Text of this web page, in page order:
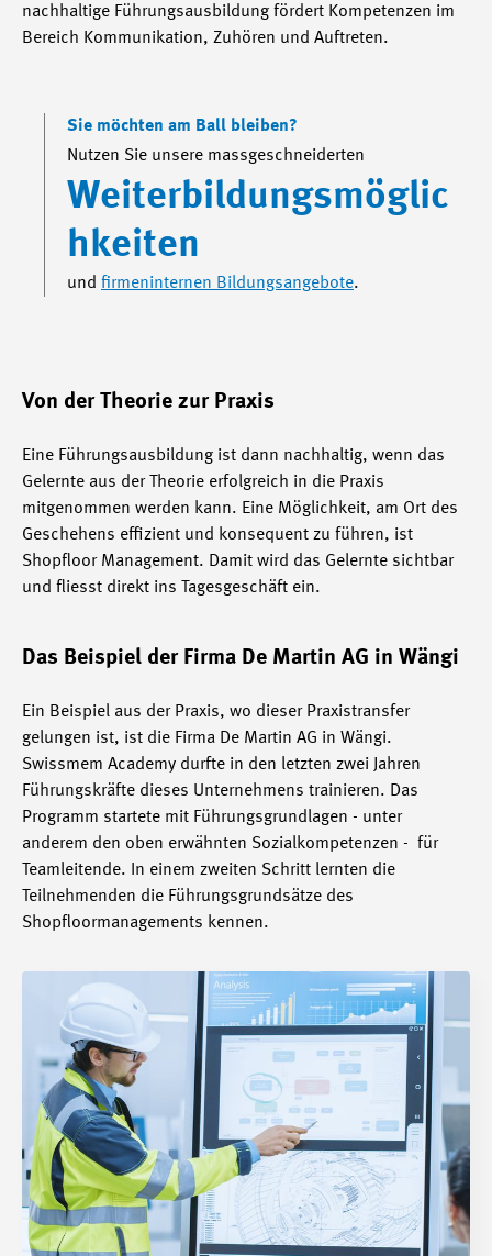
nachhaltige Führungsausbildung fördert Kompetenzen im
Bereich Kommunikation, Zuhören und Auftreten.
Sie möchten am Ball bleiben?
Nutzen Sie unsere massgeschneiderten
Weiterbildungsmöglic
hkeiten
und firmeninternen Bildungsangebote.
Von der Theorie zur Praxis
Eine Führungsausbildung ist dann nachhaltig, wenn das
Gelernte aus der Theorie erfolgreich in die Praxis
mitgenommen werden kann. Eine Möglichkeit, am Ort des
Geschehens effizient und konsequent zu führen, ist
Shopfloor Management. Damit wird das Gelernte sichtbar
und fliesst direkt ins Tagesgeschäft ein.
Das Beispiel der Firma De Martin AG in Wängi
Ein Beispiel aus der Praxis, wo dieser Praxistransfer
gelungen ist, ist die Firma De Martin AG in Wängi.
Swissmem Academy durfte in den letzten zwei Jahren
Führungskräfte dieses Unternehmens trainieren. Das
Programm startete mit Führungsgrundlagen - unter
anderem den oben erwähnten Sozialkompetenzen - für
Teamleitende. In einem zweiten Schritt lernten die
Teilnehmenden die Führungsgrundsätze des
Shopfloormanagements kennen.